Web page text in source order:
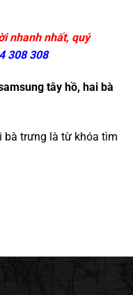
nhanh nhất, quý
308 308
tây hồ, hai bà
bà trưng là từ khóa tìm